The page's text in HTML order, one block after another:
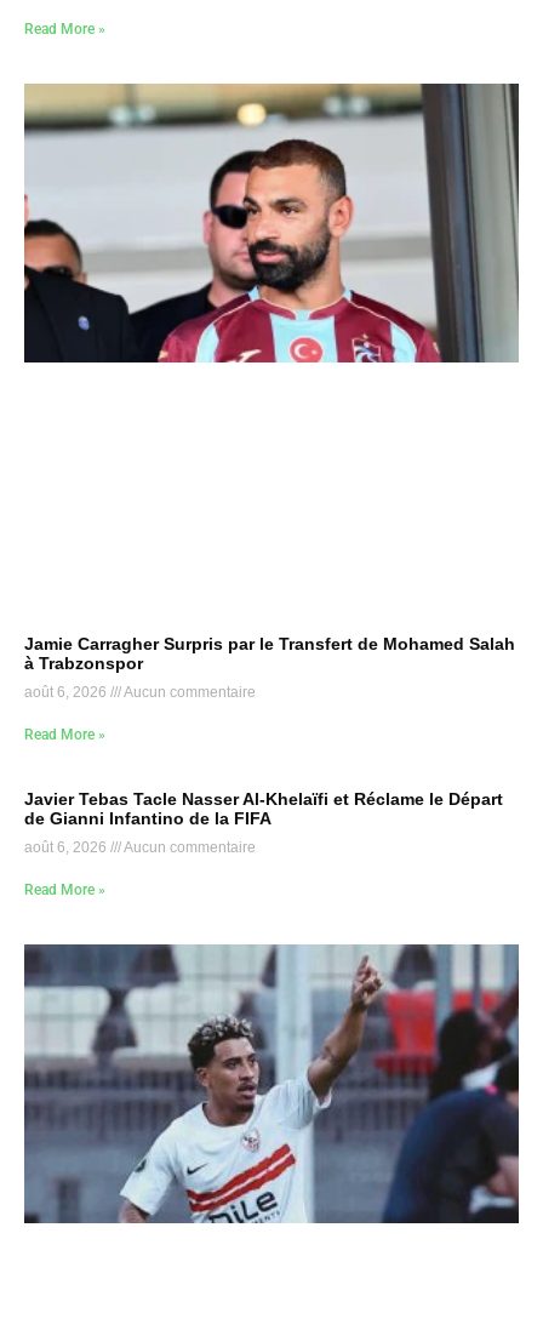
Read More »
Jamie Carragher Surpris par le Transfert de Mohamed Salah
à Trabzonspor
août 6, 2026 Aucun commentaire
Read More »
Javier Tebas Tacle Nasser Al-Khelaïfi et Réclame le Départ
de Gianni Infantino de la FIFA
août 6, 2026 Aucun commentaire
Read More »